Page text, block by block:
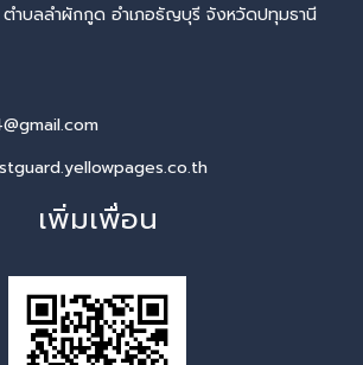
ำบลลำผักกูด อำเภอธัญบุรี จังหวัดปทุมธานี
เพิ่มเพื่อน